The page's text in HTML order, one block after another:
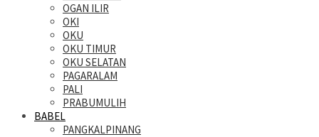
OGAN ILIR
OKI
OKU
OKU TIMUR
OKU SELATAN
PAGARALAM
PALI
PRABUMULIH
BABEL
PANGKALPINANG